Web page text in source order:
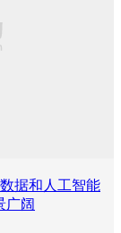
据和人工智能
广阔